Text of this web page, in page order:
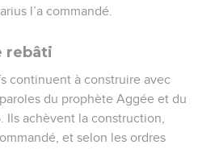
l’a commandé.
rebâti
continuent à construire avec
du prophète Aggée et du
Ils achèvent la construction,
et selon les ordres